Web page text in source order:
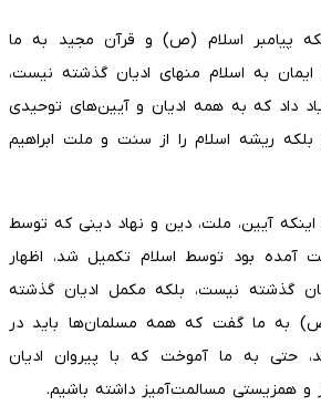
پیامبر اسلام (ص) و قرآن مجید به ما
ایمان به اسلام منهای ادیان گذشته نیست،
یاد داد که به همه ادیان و آیین‌های توحیدی
بلکه ریشه اسلام را از سنت و ملت ابراهیم
اینکه آیین، ملت، دین و نهاد دینی که توسط
آمده بود توسط اسلام تکمیل شد، اظهار
گذشته نیست، بلکه مکمل ادیان گذشته
به ما گفت که همه مسلمان‌ها باید در
حتی به ما آموخت که با پیروان ادیان
و همزیستی مسالمت‌آمیز داشته باشیم.